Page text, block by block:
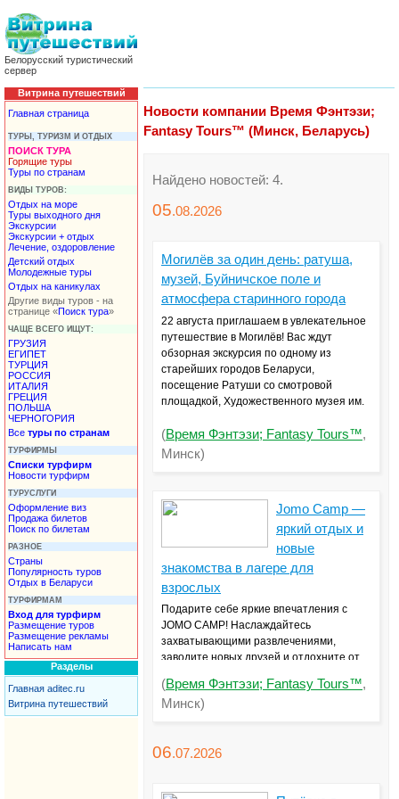
Белорусский туристический
сервер
Витрина путешествий
Главная страница
ТУРЫ, ТУРИЗМ И ОТДЫХ
ПОИСК ТУРА
Горящие туры
Туры по странам
ВИДЫ ТУРОВ:
Отдых на море
Туры выходного дня
Экскурсии
Экскурсии + отдых
Лечение, оздоровление
Детский отдых
Молодежные туры
Отдых на каникулах
Другие виды туров - на
странице «Поиск тура»
ЧАЩЕ ВСЕГО ИЩУТ:
ГРУЗИЯ
ЕГИПЕТ
ТУРЦИЯ
РОССИЯ
ИТАЛИЯ
ГРЕЦИЯ
ПОЛЬША
ЧЕРНОГОРИЯ
Все туры по странам
ТУРФИРМЫ
Списки турфирм
Новости турфирм
ТУРУСЛУГИ
Оформление виз
Продажа билетов
Поиск по билетам
РАЗНОЕ
Страны
Популярность туров
Отдых в Беларуси
ТУРФИРМАМ
Вход для турфирм
Размещение туров
Размещение рекламы
Написать нам
Разделы
Главная aditec.ru
Витрина путешествий
Новости компании Время Фэнтэзи;
Fantasy Tours™ (Минск, Беларусь)
Найдено новостей: 4.
05.08.2026
Могилёв за один день: ратуша,
музей, Буйничское поле и
атмосфера старинного города
22 августа приглашаем в увлекательное
путешествие в Могилёв! Вас ждут
обзорная экскурсия по одному из
старейших городов Беларуси,
посещение Ратуши со смотровой
площадкой, Художественного музея им.
мемориала «Буйничское поле».
Стоимость — от 155 руб. Количество
мест ограничено! +375447626262
(Время Фэнтэзи; Fantasy Tours™,
Минск)
Jomo Camp —
яркий отдых и
новые
знакомства в лагере для
взрослых
Подарите себе яркие впечатления с
JOMO CAMP! Наслаждайтесь
захватывающими развлечениями,
заводите новых друзей и отдохните от
убежать от рутины, зарядиться
позитивом и создать незабываемые
знакомства и яркие эмоции.
(Время Фэнтэзи; Fantasy Tours™,
Минск)
06.07.2026